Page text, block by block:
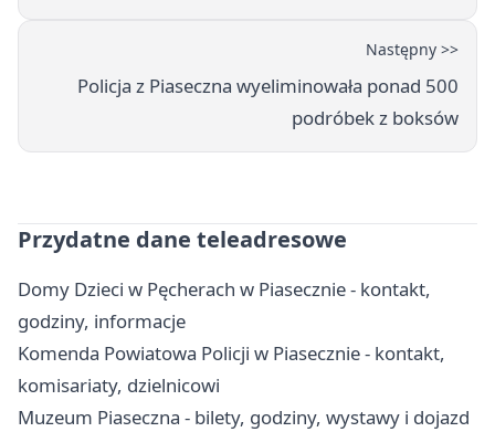
Następny >>
Policja z Piaseczna wyeliminowała ponad 500
podróbek z boksów
Przydatne dane teleadresowe
Domy Dzieci w Pęcherach w Piasecznie - kontakt,
godziny, informacje
Komenda Powiatowa Policji w Piasecznie - kontakt,
komisariaty, dzielnicowi
Muzeum Piaseczna - bilety, godziny, wystawy i dojazd